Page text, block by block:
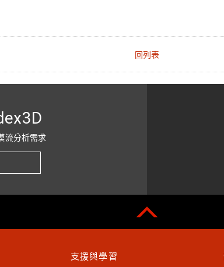
提醒您，請務必於匯款完成後提供下列資訊，以
回列表
流分析需求
支援與學習